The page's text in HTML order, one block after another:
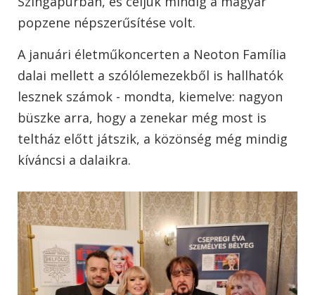
popzene népszerűsítése volt.
A januári életműkoncerten a Neoton Família
dalai mellett a szólólemezekből is hallhatók
lesznek számok - mondta, kiemelve: nagyon
büszke arra, hogy a zenekar még most is
teltház előtt játszik, a közönség még mindig
kíváncsi a dalaikra.